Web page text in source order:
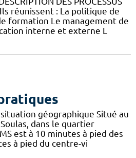
réunissent : La politique de
formation Le management de
interne et externe L
géographique Situé au
dans le quartier
est à 10 minutes à pied des
à pied du centre-vi